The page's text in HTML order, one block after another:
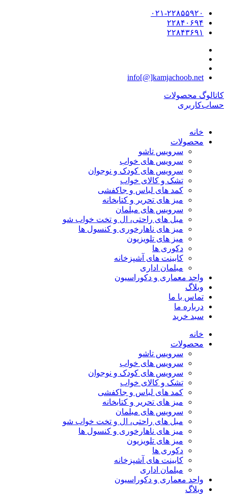
۰۲۱-۲۲۸۵۵۹۲۰
۲۲۸۴۰۶۹۴
۲۲۸۴۳۶۹۱
info[@]kamjachoob.net
کاتالوگ محصولات
حساب‌کاربری
خانه
محصولات
سرویس تاشو
سرویس های خواب
سرویس های کودک و نوجوان
تشک و کالای خواب
کمد های لباس و جاکفشی
میز های تحریر و کتابخانه
سرویس های مبلمان
مبل های راحتی، ال و تخت خواب شو
میز های ناهارخوری و کنسول ها
میز های تلویزیون
دکوری ها
کابینت های آشپزخانه
مبلمان اداری
واحد معماری و دکوراسیون
وبلاگ
تماس با ما
درباره ما
سبد خرید
خانه
محصولات
سرویس تاشو
سرویس های خواب
سرویس های کودک و نوجوان
تشک و کالای خواب
کمد های لباس و جاکفشی
میز های تحریر و کتابخانه
سرویس های مبلمان
مبل های راحتی، ال و تخت خواب شو
میز های ناهارخوری و کنسول ها
میز های تلویزیون
دکوری ها
کابینت های آشپزخانه
مبلمان اداری
واحد معماری و دکوراسیون
وبلاگ